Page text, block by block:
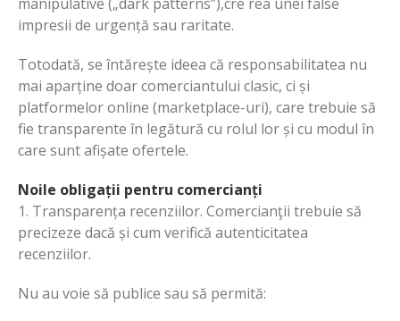
impresii de urgență sau raritate.
Totodată, se întărește ideea că responsabilitatea nu
mai aparține doar comerciantului clasic, ci și
platformelor online (marketplace-uri), care trebuie să
fie transparente în legătură cu rolul lor și cu modul în
care sunt afișate ofertele.
Noile obligații pentru comercianți
1. Transparența recenziilor. Comercianţii trebuie să
precizeze dacă și cum verifică autenticitatea
recenziilor.
Nu au voie să publice sau să permită: